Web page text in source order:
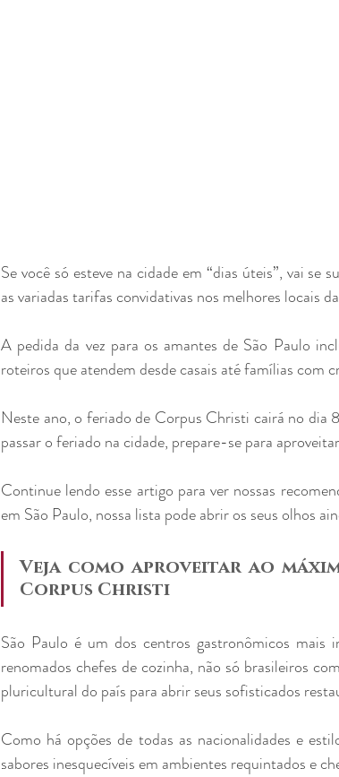
Se você só esteve na cidade em “dias úteis”, vai
as variadas tarifas convidativas nos melhores locais
A pedida da vez para os amantes de São Paulo
roteiros que atendem desde casais até famílias com
Neste ano, o feriado de Corpus Christi cairá no
passar o feriado na cidade, prepare-se para
Continue lendo esse artigo para ver nossas
em São Paulo, nossa lista pode abrir os seus olhos
Veja como aproveitar ao
Corpus Christi
São Paulo é um dos centros gastronômicos
renomados chefes de cozinha, não só brasileiros
pluricultural do país para abrir seus sofisticados
Como há opções de todas as nacionalidades e
sabores inesquecíveis em ambientes requintados e